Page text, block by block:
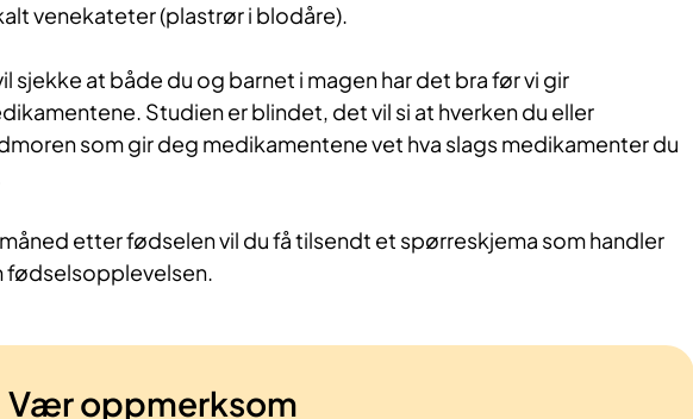
venekateter (plastrør i blodåre).
sjekke at både du og barnet i magen har det bra før vi gir
Studien er blindet, det vil si at hverken du eller
moren som gir deg medikamentene vet hva slags medikamenter du
etter fødselen vil du få tilsendt et spørreskjema som handler
fødselsopplevelsen.
Vær oppmerksom